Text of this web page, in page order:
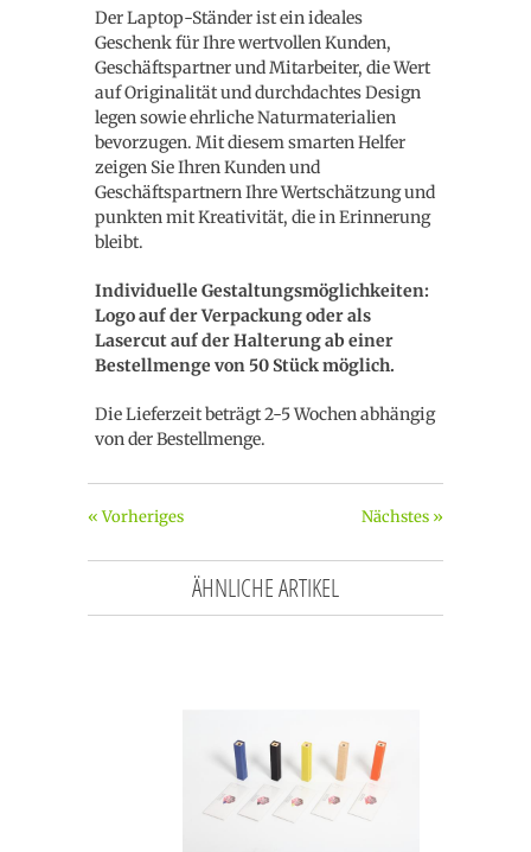
Der Laptop-Ständer ist ein ideales
Geschenk für Ihre wertvollen Kunden,
Geschäftspartner und Mitarbeiter, die Wert
auf Originalität und durchdachtes Design
legen sowie ehrliche Naturmaterialien
bevorzugen. Mit diesem smarten Helfer
zeigen Sie Ihren Kunden und
Geschäftspartnern Ihre Wertschätzung und
punkten mit Kreativität, die in Erinnerung
bleibt.
Individuelle Gestaltungsmöglichkeiten:
Logo auf der Verpackung oder als
Lasercut auf der Halterung ab einer
Bestellmenge von 50 Stück möglich.
Die Lieferzeit beträgt 2-5 Wochen abhängig
von der Bestellmenge.
Nächstes »
« Vorheriges
ÄHNLICHE ARTIKEL